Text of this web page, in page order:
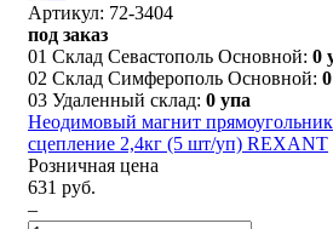
Артикул: 72-3404
под заказ
01 Склад Севастополь Основной: 0
02 Склад Симферополь Основной:
03 Удаленный склад: 0 упа
Неодимовый магнит
сцепление 2,4кг (5 шт/уп) REXANT
Розничная цена
631 руб.
–